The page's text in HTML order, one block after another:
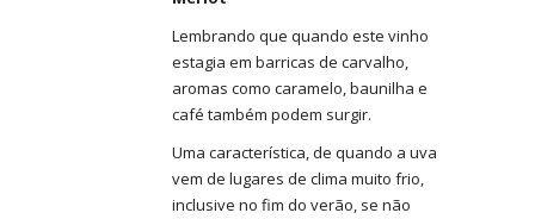
Lembrando que quando este vinho
estagia em barricas de carvalho,
aromas como caramelo, baunilha e
café também podem surgir.
Uma característica, de quando a uva
vem de lugares de clima muito frio,
inclusive no fim do verão, se não